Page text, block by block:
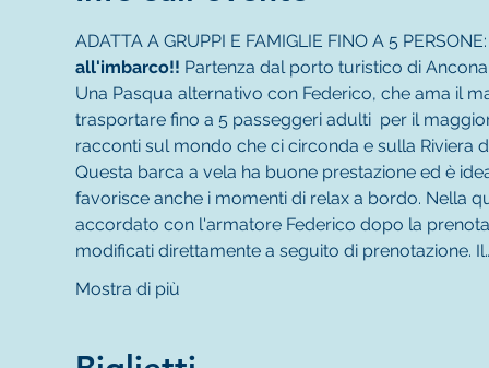
ADATTA A GRUPPI E FAMIGLIE FINO A 5
all'imbarco!! Partenza dal porto turistico di
Una Pasqua alternativo con Federico, che ama il
trasportare fino a 5 passeggeri adulti  per il
racconti sul mondo che ci circonda e sulla Riviera
Questa barca a vela ha buone prestazione ed è
favorisce anche i momenti di relax a bordo. Nella
accordato con l'armatore Federico dopo la
modificati direttamente a seguito di prenotazione.
Mostra di più